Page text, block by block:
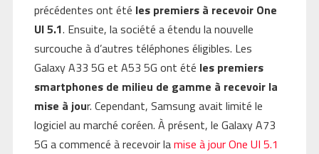
précédentes ont été les premiers à recevoir One
UI 5.1. Ensuite, la société a étendu la nouvelle
surcouche à d’autres téléphones éligibles. Les
Galaxy A33 5G et A53 5G ont été les premiers
smartphones de milieu de gamme à recevoir la
mise à jour. Cependant, Samsung avait limité le
logiciel au marché coréen. À présent, le Galaxy A73
5G a commencé à recevoir lamise à jour One UI 5.1